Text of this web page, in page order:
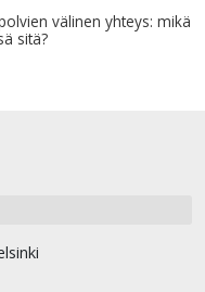
välinen yhteys: mikä
sitä?